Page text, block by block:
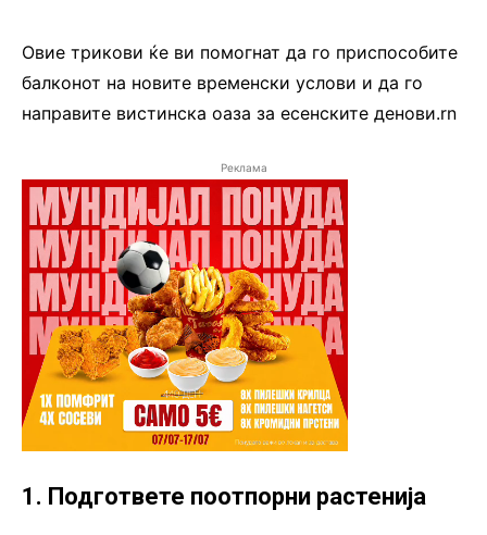
Овие трикови ќе ви помогнат да го приспособите
балконот на новите временски услови и да го
направите вистинска оаза за есенските денови.rn
Реклама
1. Подгответе поотпорни растенија